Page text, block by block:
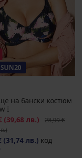
на бански костюм
I
(39,68 лв.)
28,99 €
(31,74 лв.) код